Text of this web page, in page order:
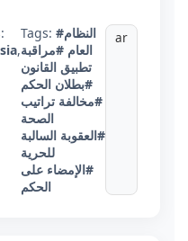
,
Tags: #النظام
العام #مراقبة
تطبيق القانون
#بطلان الحكم
#مخالفة تراتيب
الصحة
#العقوبة السالبة
للحرية
#الإمضاء على
الحكم
ar